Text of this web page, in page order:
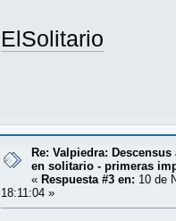
ElSolitario
Re: Valpiedra: Descensus
en solitario - primeras
« Respuesta #3 en: 10 de
18:11:04 »